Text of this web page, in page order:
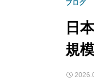
ブログ
日
規